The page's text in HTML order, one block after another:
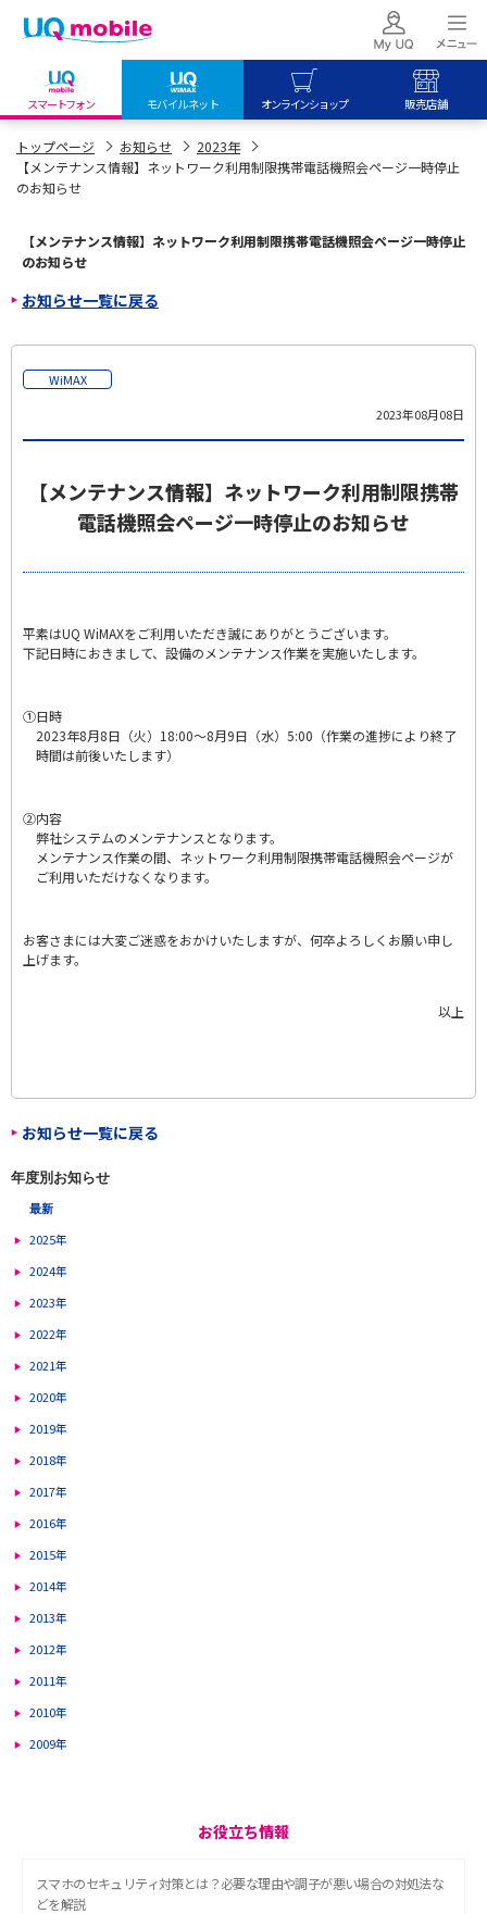
スマートフォン モバイルネット オンラインショップ 販売店舗
my UQ WiMAX
UQ WiMAX ご契約の方
UQ mobile ご契約の方
データチャージサイト
UQ mobile
オンラインショップ
オンラインショップ
UQ mobile
販売店舗
販売店舗
トップページ お知らせ
2023年
【メンテナンス情報】ネットワーク利用制限携帯電話機照会ページ一時停止
のお知らせ
【メンテナンス情報】ネットワーク利用制限携帯電話機照会ページ一時停止
のお知らせ
お知らせ一覧に戻る
WiMAX
2023年08月08日
【メンテナンス情報】ネットワーク利用制限携帯
電話機照会ページ一時停止のお知らせ
平素はUQ WiMAXをご利用いただき誠にありがとうございます。
下記日時におきまして、設備のメンテナンス作業を実施いたします。
①日時
2023年8月8日（火）18:00～8月9日（水）5:00（作業の進捗により終了
時間は前後いたします）
②内容
弊社システムのメンテナンスとなります。
メンテナンス作業の間、ネットワーク利用制限携帯電話機照会ページが
ご利用いただけなくなります。
お客さまには大変ご迷惑をおかけいたしますが、何卒よろしくお願い申し
上げます。
以上
お知らせ一覧に戻る
年度別お知らせ
最新
2025年
2024年
2023年
2022年
2021年
2020年
2019年
2018年
2017年
2016年
2015年
2014年
2013年
2012年
2011年
2010年
2009年
お役立ち情報
スマホのセキュリティ対策とは？必要な理由や調子が悪い場合の対処法な
どを解説